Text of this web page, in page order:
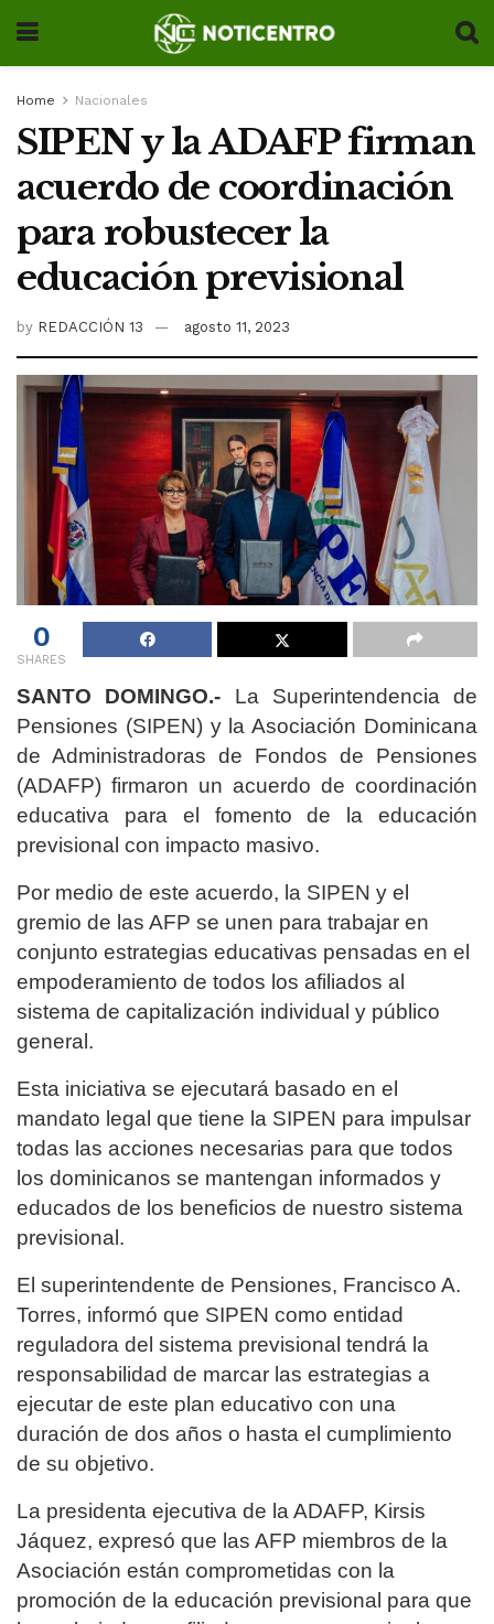
Home Nacionales
SIPEN y la ADAFP firman
acuerdo de coordinación
para robustecer la
educación previsional
by REDACCIÓN 13 agosto 11, 2023
0
SHARES
SANTO DOMINGO.- La Superintendencia de
Pensiones (SIPEN) y la Asociación Dominicana
de Administradoras de Fondos de Pensiones
(ADAFP) firmaron un acuerdo de coordinación
educativa para el fomento de la educación
previsional con impacto masivo.
Por medio de este acuerdo, la SIPEN y el
gremio de las AFP se unen para trabajar en
conjunto estrategias educativas pensadas en el
empoderamiento de todos los afiliados al
sistema de capitalización individual y público
general.
Esta iniciativa se ejecutará basado en el
mandato legal que tiene la SIPEN para impulsar
todas las acciones necesarias para que todos
los dominicanos se mantengan informados y
educados de los beneficios de nuestro sistema
previsional.
El superintendente de Pensiones, Francisco A.
Torres, informó que SIPEN como entidad
reguladora del sistema previsional tendrá la
responsabilidad de marcar las estrategias a
ejecutar de este plan educativo con una
duración de dos años o hasta el cumplimiento
de su objetivo.
La presidenta ejecutiva de la ADAFP, Kirsis
Jáquez, expresó que las AFP miembros de la
Asociación están comprometidas con la
promoción de la educación previsional para que